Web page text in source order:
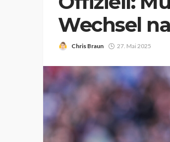
Wechsel
Chris Braun 27. Mai 2025